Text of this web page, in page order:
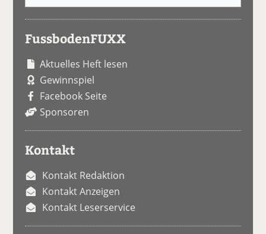
FussbodenFUXX
Aktuelles Heft lesen
Gewinnspiel
Facebook Seite
Sponsoren
Kontakt
Kontakt Redaktion
Kontakt Anzeigen
Kontakt Leserservice